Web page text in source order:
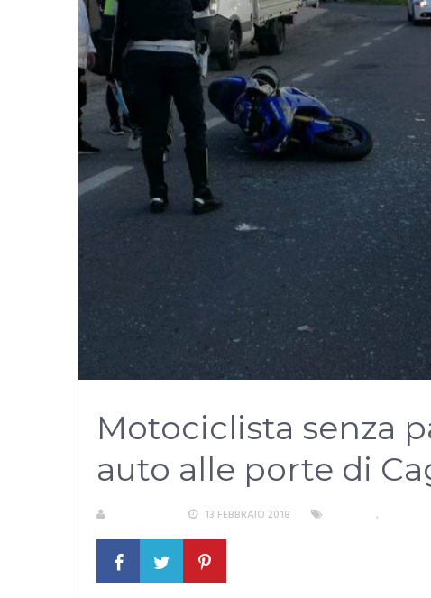
Motociclista senza
auto alle porte di
13 FEBBRAIO 2018 ,